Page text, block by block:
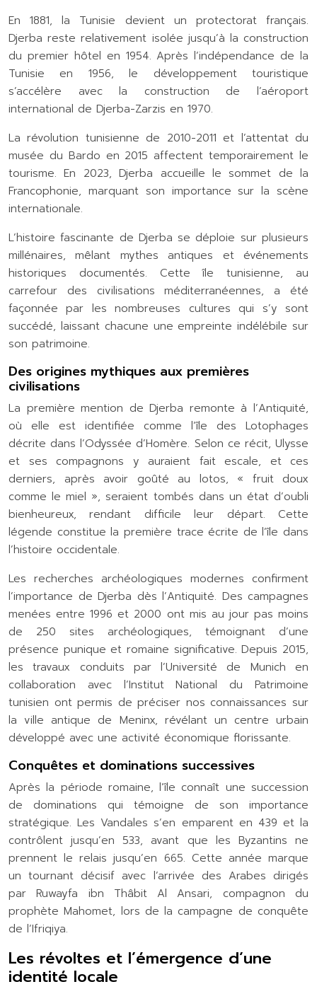
En 1881, la Tunisie devient un protectorat français.
Djerba reste relativement isolée jusqu’à la construction
du premier hôtel en 1954. Après l’indépendance de la
Tunisie en 1956, le développement touristique
s’accélère avec la construction de l’aéroport
international de Djerba-Zarzis en 1970.
La révolution tunisienne de 2010-2011 et l’attentat du
musée du Bardo en 2015 affectent temporairement le
tourisme. En 2023, Djerba accueille le sommet de la
Francophonie, marquant son importance sur la scène
internationale.
L’histoire fascinante de Djerba se déploie sur plusieurs
millénaires, mêlant mythes antiques et événements
historiques documentés. Cette île tunisienne, au
carrefour des civilisations méditerranéennes, a été
façonnée par les nombreuses cultures qui s’y sont
succédé, laissant chacune une empreinte indélébile sur
son patrimoine.
Des origines mythiques aux premières
civilisations
La première mention de Djerba remonte à l’Antiquité,
où elle est identifiée comme l’île des Lotophages
décrite dans l’Odyssée d’Homère. Selon ce récit, Ulysse
et ses compagnons y auraient fait escale, et ces
derniers, après avoir goûté au lotos, « fruit doux
comme le miel », seraient tombés dans un état d’oubli
bienheureux, rendant difficile leur départ. Cette
légende constitue la première trace écrite de l’île dans
l’histoire occidentale.
Les recherches archéologiques modernes confirment
l’importance de Djerba dès l’Antiquité. Des campagnes
menées entre 1996 et 2000 ont mis au jour pas moins
de 250 sites archéologiques, témoignant d’une
présence punique et romaine significative. Depuis 2015,
les travaux conduits par l’Université de Munich en
collaboration avec l’Institut National du Patrimoine
tunisien ont permis de préciser nos connaissances sur
la ville antique de Meninx, révélant un centre urbain
développé avec une activité économique florissante.
Conquêtes et dominations successives
Après la période romaine, l’île connaît une succession
de dominations qui témoigne de son importance
stratégique. Les Vandales s’en emparent en 439 et la
contrôlent jusqu’en 533, avant que les Byzantins ne
prennent le relais jusqu’en 665. Cette année marque
un tournant décisif avec l’arrivée des Arabes dirigés
par Ruwayfa ibn Thâbit Al Ansari, compagnon du
prophète Mahomet, lors de la campagne de conquête
de l’Ifriqiya.
Les révoltes et l’émergence d’une
identité locale